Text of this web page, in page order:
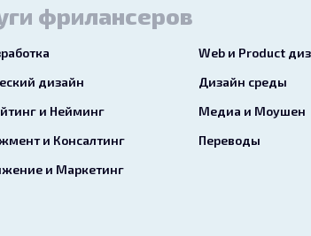
фрилансеров
Web и Product
дизайн
Дизайн среды
и Нейминг
Медиа и Моушен
и Консалтинг
Переводы
и Маркетинг